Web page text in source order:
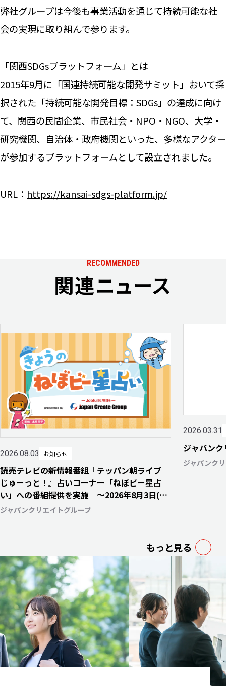
弊社グループは今後も事業活動を通じて持続可能な社
会の実現に取り組んで参ります。
「関西SDGsプラットフォーム」とは
2015年9月に「国連持続可能な開発サミット」おいて採
択された「持続可能な開発目標：SDGs」の達成に向け
て、関西の民間企業、市民社会・NPO・NGO、大学・
研究機関、自治体・政府機関といった、多様なアクター
が参加するプラットフォームとして設立されました。
URL： https://kansai-sdgs-platform.jp/
RECOMMENDED
関連ニュース
2026.08.03 お知らせ
読売テレビの新情報番組『テッパン朝ライブ
じゅーっと！』占いコーナー「ねぼビー星占
い」への番組提供を実施 〜2026年8月3日(月)
より毎週月・水・金曜日にて放送開始〜
ジャパンクリエイトグループ
2026.03.31
ジャパン
ジャパンク
もっと見る